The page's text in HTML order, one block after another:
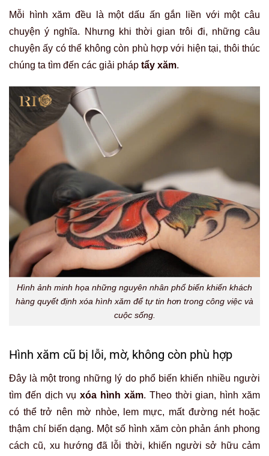
Mỗi hình xăm đều là một dấu ấn gắn liền với một câu
chuyện ý nghĩa. Nhưng khi thời gian trôi đi, những câu
chuyện ấy có thể không còn phù hợp với hiện tại, thôi thúc
chúng ta tìm đến các giải pháp tẩy xăm.
Hình ảnh minh họa những nguyên nhân phổ biến khiến khách
hàng quyết định xóa hình xăm để tự tin hơn trong công việc và
cuộc sống.
Hình xăm cũ bị lỗi, mờ, không còn phù hợp
Đây là một trong những lý do phổ biến khiến nhiều người
tìm đến dịch vụxóa hình xăm. Theo thời gian, hình xăm
có thể trở nên mờ nhòe, lem mực, mất đường nét hoặc
thậm chí biến dạng. Một số hình xăm còn phản ánh phong
cách cũ, xu hướng đã lỗi thời, khiến người sở hữu cảm